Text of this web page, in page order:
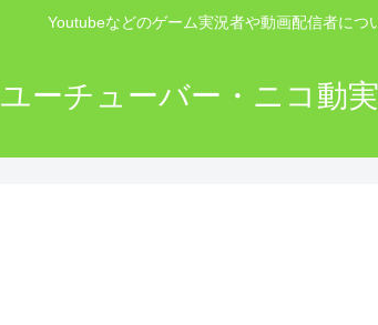
Youtubeなどのゲーム実況者や動画配信者につ
ユーチューバー・ニコ動